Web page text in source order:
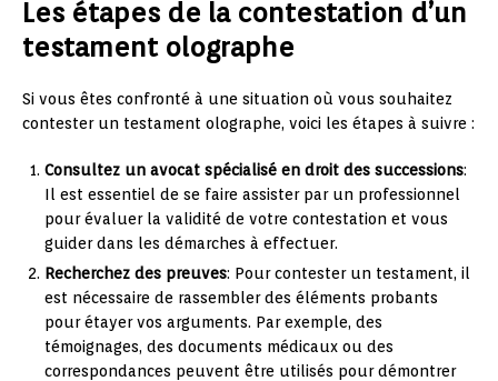
Les étapes de la contestation d’un
testament olographe
Si vous êtes confronté à une situation où vous souhaitez
contester un testament olographe, voici les étapes à suivre :
Consultez un avocat spécialisé en droit des successions:
Il est essentiel de se faire assister par un professionnel
pour évaluer la validité de votre contestation et vous
guider dans les démarches à effectuer.
Recherchez des preuves: Pour contester un testament, il
est nécessaire de rassembler des éléments probants
pour étayer vos arguments. Par exemple, des
témoignages, des documents médicaux ou des
correspondances peuvent être utilisés pour démontrer